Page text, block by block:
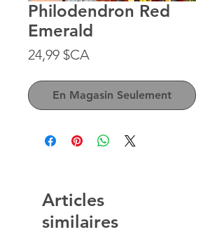
Philodendron Red
Emerald
24,99 $CA
En Magasin Seulement
Articles
similaires